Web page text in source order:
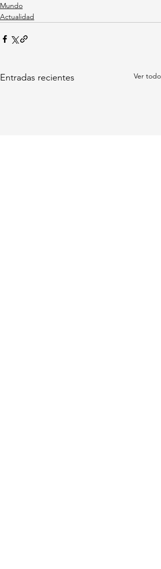
Mundo
Actualidad
Entradas recientes Ver todo